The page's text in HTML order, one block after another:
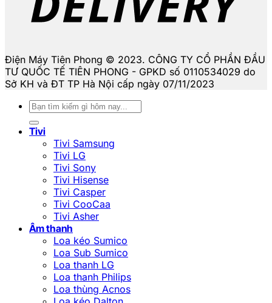
Điện Máy Tiên Phong © 2023. CÔNG TY CỔ PHẦN ĐẦU
TƯ QUỐC TẾ TIÊN PHONG - GPKD số 0110534029 do
Sở KH và ĐT TP Hà Nội cấp ngày 07/11/2023
Tìm
kiếm:
Tivi
Tivi Samsung
Tivi LG
Tivi Sony
Tivi Hisense
Tivi Casper
Tivi CooCaa
Tivi Asher
Âm thanh
Loa kéo Sumico
Loa Sub Sumico
Loa thanh LG
Loa thanh Philips
Loa thùng Acnos